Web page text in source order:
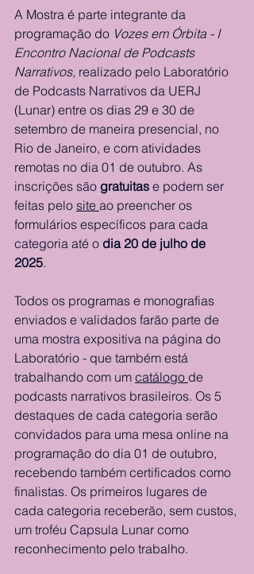
A Mostra é parte integrante da
programação do Vozes em Órbita - I
Encontro Nacional de Podcasts
Narrativos, realizado pelo Laboratório
de Podcasts Narrativos da UERJ
(Lunar) entre os dias 29 e 30 de
setembro de maneira presencial, no
Rio de Janeiro, e com atividades
remotas no dia 01 de outubro. As
inscrições são gratuitas e podem ser
feitas pelo site ao preencher os
formulários específicos para cada
categoria até o dia 20 de julho de
2025.
Todos os programas e monografias
enviados e validados farão parte de
uma mostra expositiva na página do
Laboratório - que também está
trabalhando com um catálogo de
podcasts narrativos brasileiros. Os 5
destaques de cada categoria serão
convidados para uma mesa online na
programação do dia 01 de outubro,
recebendo também certificados como
finalistas. Os primeiros lugares de
cada categoria receberão, sem custos,
um troféu Capsula Lunar como
reconhecimento pelo trabalho.